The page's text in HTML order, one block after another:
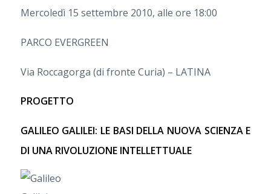
Mercoledì 15 settembre 2010, alle ore 18:00
PARCO EVERGREEN
Via Roccagorga (di fronte Curia) – LATINA
PROGETTO
GALILEO GALILEI: LE BASI DELLA NUOVA SCIENZA E
DI UNA RIVOLUZIONE INTELLETTUALE